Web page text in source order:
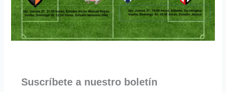
Suscríbete a nuestro boletín